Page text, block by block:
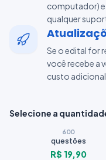
computador)
qualquer
Se o edital for
você recebe a
custo adicional.
Selecione a
600
questões
R$ 19,90